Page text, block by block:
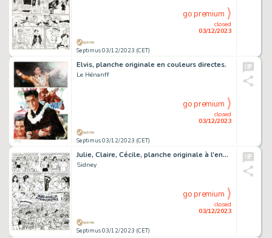
Septimus 03/12/2023 (CET)
closed
03/12/2023
go premium
Elvis, planche originale en couleurs directes.
Le Hénanff
Septimus 03/12/2023 (CET)
closed
03/12/2023
go premium
Julie, Claire, Cécile, planche originale à l’encre de chine.
Sidney
Septimus 03/12/2023 (CET)
closed
03/12/2023
go premium